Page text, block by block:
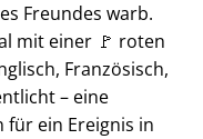
Freundes warb.
mit einer 🚩 roten
Französisch,
– eine
ein Ereignis in